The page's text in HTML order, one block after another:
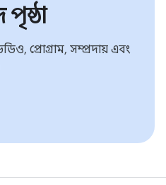
প্রোগ্রাম, সম্প্রদায় এবং